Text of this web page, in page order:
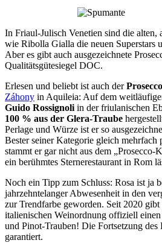
In Friaul-Julisch Venetien sind die alten,
wie Ribolla Gialla die neuen Superstars
Aber es gibt auch ausgezeichnete
Qualitätsgütesiegel DOC.
Erlesen und beliebt ist auch der
Záhony in Aquileia: Auf dem
Guido Rossignoliin der friulanischen
100 % aus der Glera-Traube
Perlage und Würze ist er so
Bester seiner Kategorie gleich mehrfach
stammt er gar nicht aus dem „Prosecco-
ein berühmtes Sternerestaurant in Rom
Noch ein Tipp zum Schluss: Rosa ist ja
jahrzehntelanger Abwesenheit in den
zur Trendfarbe geworden. Seit 2020 gibt
italienischen Weinordnung offiziell einen
und Pinot-Trauben! Die Fortsetzung des
garantiert.